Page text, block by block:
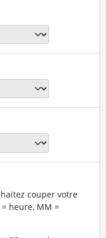
couper votre
heure, MM =